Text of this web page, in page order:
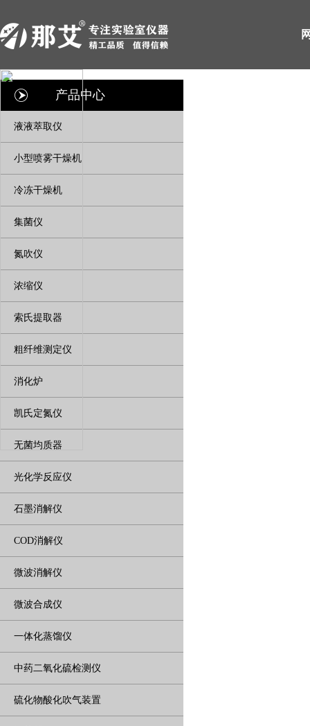
产品中心
液液萃取仪
小型喷雾干燥机
冷冻干燥机
集菌仪
氮吹仪
浓缩仪
索氏提取器
粗纤维测定仪
消化炉
凯氏定氮仪
无菌均质器
光化学反应仪
石墨消解仪
COD消解仪
微波消解仪
微波合成仪
一体化蒸馏仪
中药二氧化硫检测仪
硫化物酸化吹气装置